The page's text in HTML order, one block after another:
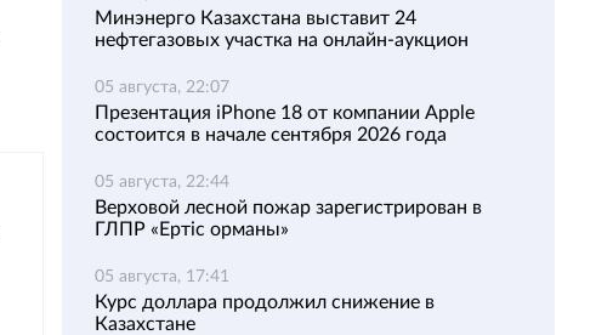
Минэнерго Казахстана выставит 24
нефтегазовых участка на онлайн-аукцион
05 августа, 22:07
Презентация iPhone 18 от компании Apple
состоится в начале сентября 2026 года
05 августа, 22:44
Верховой лесной пожар зарегистрирован в
ГЛПР «Ертіс орманы»
05 августа, 17:41
Курс доллара продолжил снижение в
Казахстане